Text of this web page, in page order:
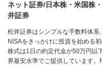
ネット証券/日本株・米国株
井証券
松井証券はシンプルな手数料体
NISAをきっかけに投資を始める
株式は1日の約定代金が50万円以
界最安水準でご提供しています